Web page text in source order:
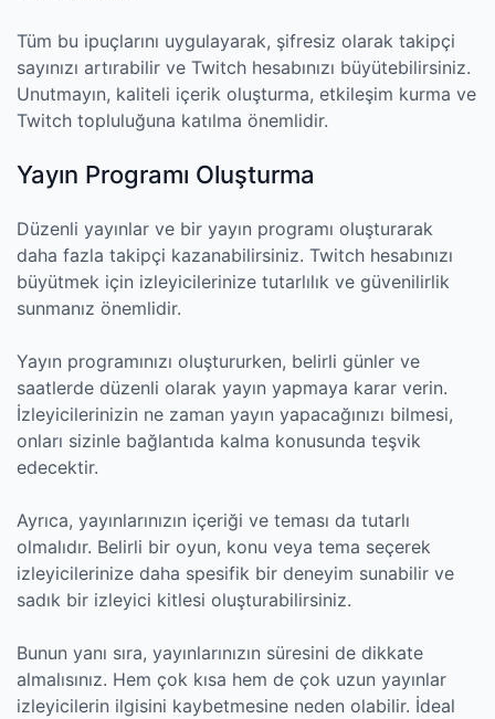
Tüm bu ipuçlarını uygulayarak, şifresiz olarak takipçi
sayınızı artırabilir ve Twitch hesabınızı büyütebilirsiniz.
Unutmayın, kaliteli içerik oluşturma, etkileşim kurma ve
Twitch topluluğuna katılma önemlidir.
Yayın Programı Oluşturma
Düzenli yayınlar ve bir yayın programı oluşturarak
daha fazla takipçi kazanabilirsiniz. Twitch hesabınızı
büyütmek için izleyicilerinize tutarlılık ve güvenilirlik
sunmanız önemlidir.
Yayın programınızı oluştururken, belirli günler ve
saatlerde düzenli olarak yayın yapmaya karar verin.
İzleyicilerinizin ne zaman yayın yapacağınızı bilmesi,
onları sizinle bağlantıda kalma konusunda teşvik
edecektir.
Ayrıca, yayınlarınızın içeriği ve teması da tutarlı
olmalıdır. Belirli bir oyun, konu veya tema seçerek
izleyicilerinize daha spesifik bir deneyim sunabilir ve
sadık bir izleyici kitlesi oluşturabilirsiniz.
Bunun yanı sıra, yayınlarınızın süresini de dikkate
almalısınız. Hem çok kısa hem de çok uzun yayınlar
izleyicilerin ilgisini kaybetmesine neden olabilir. İdeal